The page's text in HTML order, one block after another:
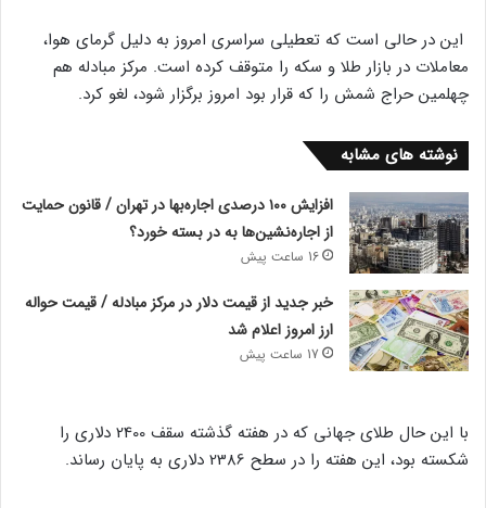
این در حالی است که تعطیلی سراسری امروز به دلیل گرمای هوا،
معاملات در بازار طلا و سکه را متوقف کرده است. مرکز مبادله هم
چهلمین حراج شمش را که قرار بود امروز برگزار شود، لغو کرد.
نوشته های مشابه
افزایش ۱۰۰ درصدی اجاره‌بها در تهران / قانون حمایت
از اجاره‌نشین‌ها به در بسته خورد؟
16 ساعت پیش
خبر جدید از قیمت دلار در مرکز مبادله / قیمت حواله
ارز امروز اعلام شد
17 ساعت پیش
با این حال طلای جهانی که در هفته گذشته سقف 2400 دلاری را
شکسته بود، این هفته را در سطح 2386 دلاری به پایان رساند.